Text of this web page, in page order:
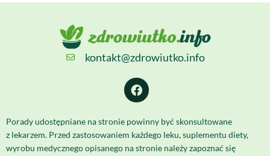
kontakt@zdrowiutko.info
Porady udostępniane na stronie powinny być skonsultowane
z lekarzem. Przed zastosowaniem każdego leku, suplementu diety,
wyrobu medycznego opisanego na stronie należy zapoznać się